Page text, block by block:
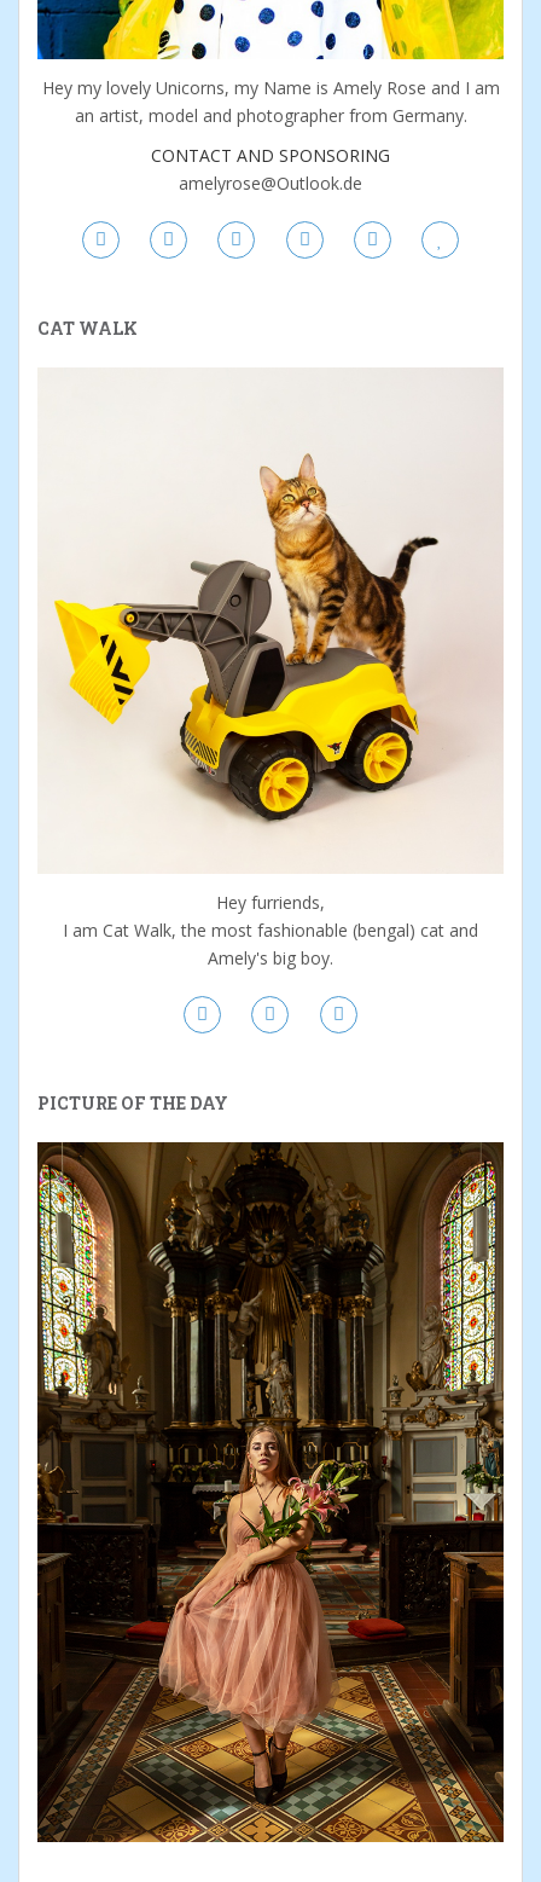
Hey my lovely Unicorns, my Name is Amely Rose and I am
an artist, model and photographer from Germany.
CONTACT AND SPONSORING
amelyrose@Outlook.de
CAT WALK
Hey furriends,
I am Cat Walk, the most fashionable (bengal) cat and
Amely's big boy.
PICTURE OF THE DAY